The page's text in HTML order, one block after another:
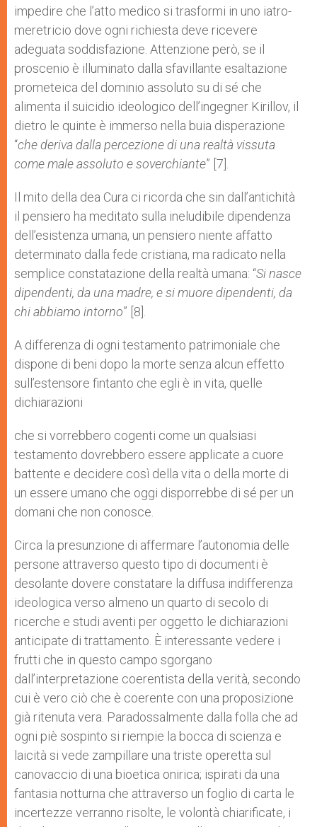
impedire che l’atto medico si trasformi in uno iatro-
meretricio dove ogni richiesta deve ricevere
adeguata soddisfazione. Attenzione però, se il
proscenio è illuminato dalla sfavillante esaltazione
prometeica del dominio assoluto su di sé che
alimenta il suicidio ideologico dell’ingegner Kirillov, il
dietro le quinte è immerso nella buia disperazione
“che deriva dalla percezione di una realtà vissuta
come male assoluto e soverchiante” [7].
Il mito della dea Cura ci ricorda che sin dall’antichità
il pensiero ha meditato sulla ineludibile dipendenza
dell’esistenza umana, un pensiero niente affatto
determinato dalla fede cristiana, ma radicato nella
semplice constatazione della realtà umana: “Si nasce
dipendenti, da una madre, e si muore dipendenti, da
chi abbiamo intorno” [8].
A differenza di ogni testamento patrimoniale che
dispone di beni dopo la morte senza alcun effetto
sull’estensore fintanto che egli è in vita, quelle
dichiarazioni
che si vorrebbero cogenti come un qualsiasi
testamento dovrebbero essere applicate a cuore
battente e decidere così della vita o della morte di
un essere umano che oggi disporrebbe di sé per un
domani che non conosce.
Circa la presunzione di affermare l’autonomia delle
persone attraverso questo tipo di documenti è
desolante dovere constatare la diffusa indifferenza
ideologica verso almeno un quarto di secolo di
ricerche e studi aventi per oggetto le dichiarazioni
anticipate di trattamento. È interessante vedere i
frutti che in questo campo sgorgano
dall’interpretazione coerentista della verità, secondo
cui è vero ciò che è coerente con una proposizione
già ritenuta vera. Paradossalmente dalla folla che ad
ogni piè sospinto si riempie la bocca di scienza e
laicità si vede zampillare una triste operetta sul
canovaccio di una bioetica onirica; ispirati da una
fantasia notturna che attraverso un foglio di carta le
incertezze verranno risolte, le volontà chiarificate, i